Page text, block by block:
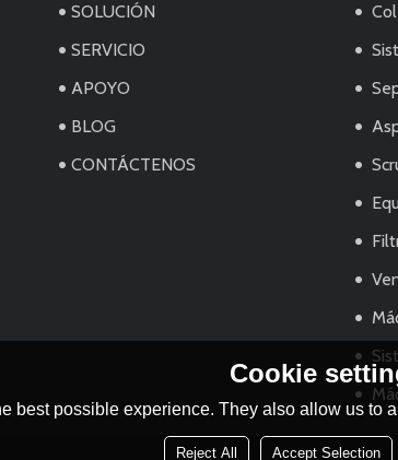
SOLUCIÓN
SERVICIO
APOYO
BLOG
CONTÁCTENOS
Cookie
best possible experience. They also allow us to
Reject All Accept Selection